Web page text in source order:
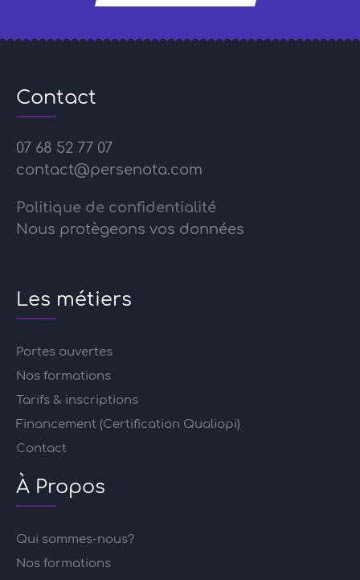
Contact
07 68 52 77 07
contact@persenota.com
Politique de confidentialité
Nous protègeons vos données
Les métiers
Portes ouvertes
Nos formations
Tarifs & inscriptions
Financement (Certification Qualiopi)
Contact
À Propos
Qui sommes-nous?
Nos formations